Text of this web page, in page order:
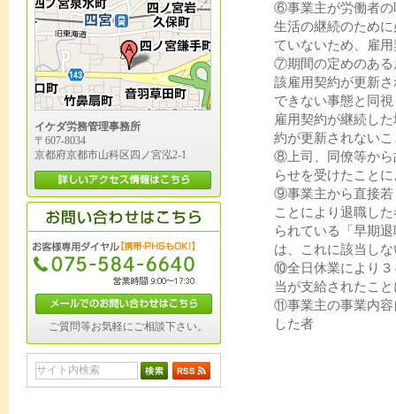
⑥事業主が労働者の
生活の継続のため
ていないため、雇
⑦期間の定めのある
該雇用契約が更新
できない事態と同
雇用契約が継続し
約が更新されない
⑧上司、同僚等から
らせを受けたこと
⑨事業主から直接若
ことにより退職し
られている「早期
は、これに該当し
⑩全日休業により３
当が支給されたこ
⑪事業主の事業内容
した者
イケダ労務管理事務所
〒607-8034
京都府京都市山科区四ノ宮泓2-1
ご質問等お気軽にご相談下さい。